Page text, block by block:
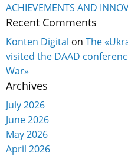
ACHIEVEMENTS AND
Recent Comments
Konten Digital on The
visited the DAAD
War»
Archives
July 2026
June 2026
May 2026
April 2026